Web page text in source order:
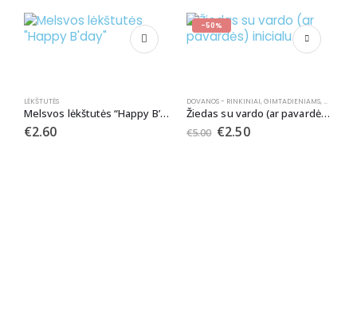
LĖKŠTUTĖS
Melsvos lėkštutės “Happy B’day”
€2.60
-50%
DOVANOS - RINKINIAI, GIMTADIENIAMS,
Žiedas su vardo (ar pavardės) inicialu
€5.00 €2.50